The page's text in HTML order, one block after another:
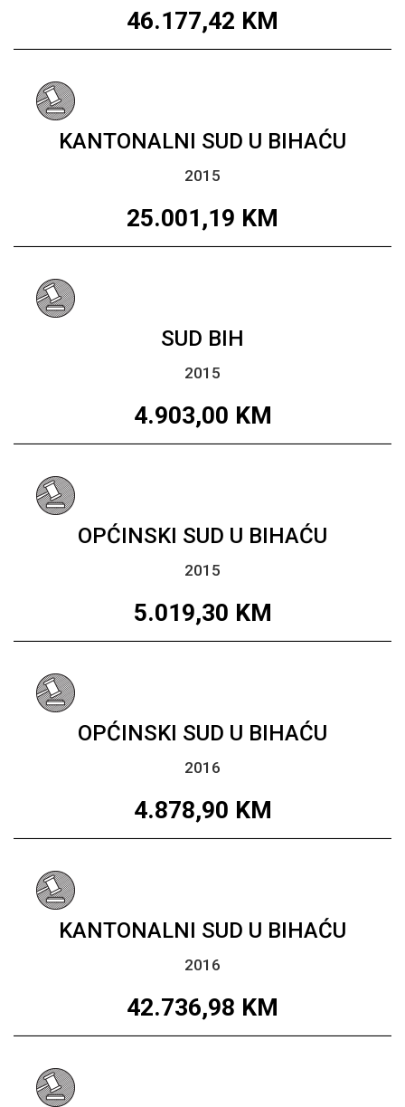
46.177,42 KM
KANTONALNI SUD U BIHAĆU
2015
25.001,19 KM
SUD BIH
2015
4.903,00 KM
OPĆINSKI SUD U BIHAĆU
2015
5.019,30 KM
OPĆINSKI SUD U BIHAĆU
2016
4.878,90 KM
KANTONALNI SUD U BIHAĆU
2016
42.736,98 KM